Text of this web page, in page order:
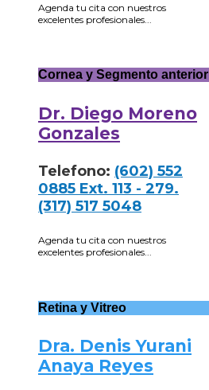
Agenda tu cita con nuestros
excelentes profesionales...
Cornea y Segmento anterior
Dr. Diego Moreno
Gonzales
Telefono: (602) 552
0885 Ext. 113 - 279.
(317) 517 5048
Agenda tu cita con nuestros
excelentes profesionales...
Retina y Vitreo
Dra. Denis Yurani
Anaya Reyes